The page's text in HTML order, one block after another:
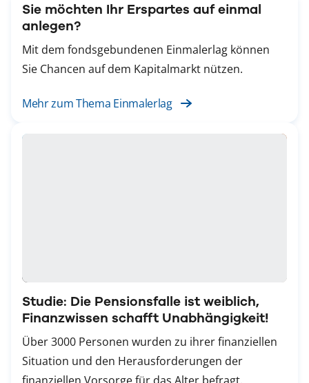
Sie möchten Ihr Erspartes auf einmal
anlegen?
Mit dem fondsgebundenen Einmalerlag können
Sie Chancen auf dem Kapitalmarkt nützen.
Mehr zum Thema Einmalerlag
Studie: Die Pensionsfalle ist weiblich,
Finanzwissen schafft Unabhängigkeit!
Über 3000 Personen wurden zu ihrer finanziellen
Situation und den Herausforderungen der